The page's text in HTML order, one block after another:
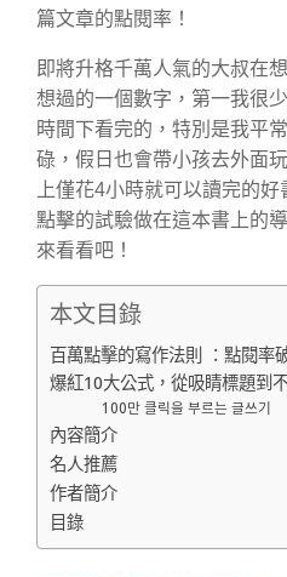
篇文章的點閱率！
即將升格千萬人氣的大叔在
想過的一個數字，第一我很
時間下看完的，特別是我平
碌，假日也會帶小孩去外面
上僅花4小時就可以讀完的
點擊的試驗做在這本書上的
來看看吧！
本文目錄
百萬點擊的寫作法則 ：點閱率
爆紅10大公式，從吸睛標題到
100만 클릭을 부르는 글쓰기
內容簡介
名人推薦
作者簡介
目錄